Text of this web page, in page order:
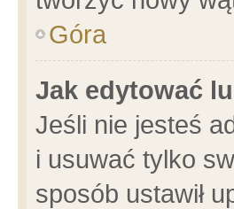
Góra
Jak edytować
Jeśli nie jesteś
i usuwać tylko
sposób ustawił